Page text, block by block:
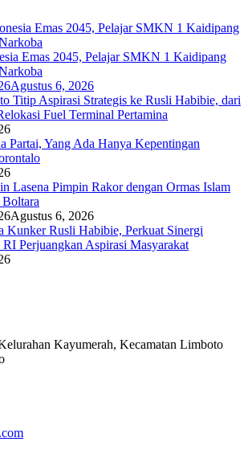
Emas 2045, Pelajar SMKN 1 Kaidipang
Agustus 6, 2026
Titip Aspirasi Strategis ke Rusli Habibie, dari
Fuel Terminal Pertamina
Partai, Yang Ada Hanya Kepentingan
Lasena Pimpin Rakor dengan Ormas Islam
Boltara
Agustus 6, 2026
Kunker Rusli Habibie, Perkuat Sinergi
Perjuangkan Aspirasi Masyarakat
Kayumerah, Kecamatan Limboto